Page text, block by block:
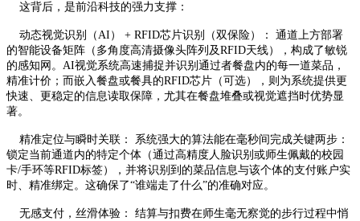
这背后，是前沿科技的强力支撑：
动态视觉识别（AI） + RFID芯片识别（双保险）： 通道上方部署
的智能设备矩阵（多角度高清摄像头阵列及RFID天线），构成了敏锐
的感知网。AI视觉系统高速捕捉并识别通过者餐盘内的每一道菜品，
精准计价；而嵌入餐盘或餐具的RFID芯片（可选），则为系统提供更
快速、更稳定的信息读取保障，尤其在餐盘堆叠或视觉遮挡时优势显
著。
精准定位与瞬时关联： 系统强大的算法能在毫秒间完成关键两步：
锁定当前通道内的特定个体（通过高精度人脸识别或师生佩戴的校园
卡/手环等RFID标签），并将识别到的菜品信息与该个体的支付账户实
时、精准绑定。这确保了“谁端走了什么”的准确对应。
无感支付，丝滑体验： 结算与扣费在师生毫无察觉的步行过程中悄